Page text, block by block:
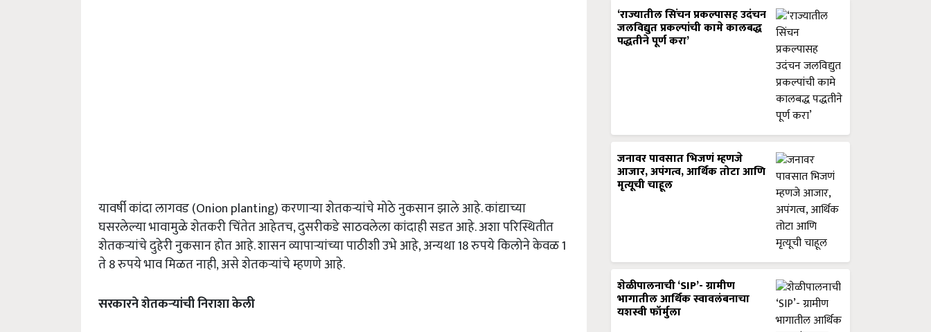
यावर्षी कांदा लागवड (Onion planting) करणाऱ्या शेतकऱ्यांचे मोठे नुकसान झाले आहे. कांद्याच्या
घसरलेल्या भावामुळे शेतकरी चिंतेत आहेतच, दुसरीकडे साठवलेला कांदाही सडत आहे. अशा परिस्थितीत
शेतकऱ्यांचे दुहेरी नुकसान होत आहे. शासन व्यापाऱ्यांच्या पाठीशी उभे आहे, अन्यथा 18 रुपये किलोने केवळ 1
ते 8 रुपये भाव मिळत नाही, असे शेतकऱ्यांचे म्हणणे आहे.
सरकारने शेतकऱ्यांची निराशा केली
‘राज्यातील सिंचन प्रकल्पासह उदंचन
जलविद्युत प्रकल्पांची कामे कालबद्ध
पद्धतीने पूर्ण करा’
जनावर पावसात भिजणं म्हणजे
आजार, अपंगत्व, आर्थिक तोटा आणि
मृत्यूची चाहूल
शेळीपालनाची ‘SIP’- ग्रामीण
भागातील आर्थिक स्वावलंबनाचा
यशस्वी फॉर्मुला